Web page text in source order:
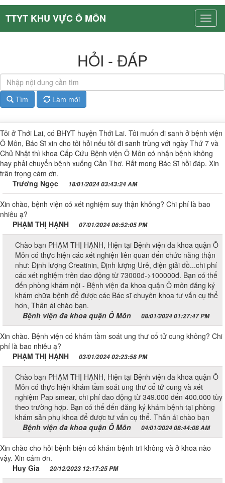
TTYT KHU VỰC Ô MÔN
HỎI - ĐÁP
Tìm Làm mới
Tôi ở Thới Lai, có BHYT huyện Thới Lai. Tôi muốn đi sanh ở bệnh viện
Ô Môn, Bác Sĩ xin cho tôi hỏi nếu tôi đi sanh trùng với ngày Thứ 7 và
Chủ Nhật thì khoa Cấp Cứu Bệnh viện Ô Môn có nhận bệnh không
hay phải chuyển bệnh xuống Cần Thơ. Rất mong Bác Sĩ hồi đáp. Xin
trân trọng cám ơn.
Trương Ngọc
18/01/2024 03:43:24 AM
Xin chào, bệnh viện có xét nghiệm suy thận không? Chi phí là bao
nhiêu ạ?
PHẠM THỊ HẠNH 07/01/2024 06:52:05 PM
Chào bạn PHẠM THỊ HẠNH, Hiện tại Bệnh viện đa khoa quận Ô
Môn có thực hiện các xét nghiện liên quan đến chức năng thận
như: Định lượng Creatinin, Định lượng Urê, điện giải đồ...chi phí
các xét nghiệm trên dao động từ 73000đ->100000đ. Bạn có thể
đến phòng khám nội - Bệnh viện đa khoa quận Ô môn đăng ký
khám chữa bệnh để được các Bác sĩ chuyên khoa tư vấn cụ thể
hơn, Thân ái chào bạn.
Bệnh viện đa khoa quận Ô Môn
08/01/2024 01:27:47 PM
Xin chào. Bệnh viện có khám tầm soát ung thư cổ tử cung không? Chi
phí là bao nhiêu ạ?
PHẠM THỊ HẠNH 03/01/2024 02:23:58 PM
Chào bạn PHẠM THỊ HẠNH, Hiện tại Bệnh viện đa khoa quận Ô
Môn có thực hiện khám tầm soát ung thư cổ tử cung và xét
nghiệm Pap smear, chi phí dao động từ 349.000 đến 400.000 tùy
theo trường hợp. Bạn có thể đến đăng ký khám bệnh tại phòng
khám sản phụ khoa để được tư vấn cụ thể. Thân ái chào bạn
Bệnh viện đa khoa quận Ô Môn
04/01/2024 08:44:08 AM
Xin chào cho hỏi bệnh biện có khám bệnh trĩ không và ở khoa nào
vậy. Xin cám ơn.
Huy Gia 20/12/2023 12:17:25 PM